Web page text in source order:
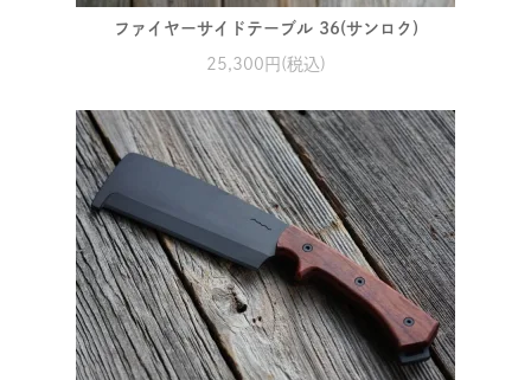
ファイヤーサイドテーブル 36(サンロク)
25,300円(税込)